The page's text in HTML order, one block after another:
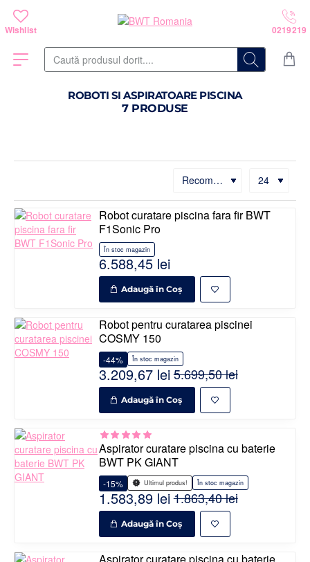
Caută
dorit....ROBOTI SI ASPIRATOARE PISCINA
7 PRODUSE
Robot curatare piscina fara fir BWT
F1Sonic Pro
În stoc magazin
6.588,45 lei
Adaugă în Coş
Robot pentru curatarea piscinei
COSMY 150
În stoc magazin
-44%
3.209,67 lei5.699,50 lei
Adaugă în Coş
Aspirator curatare piscina cu baterie
BWT PK GIANT
Ultimul produs! În stoc magazin
-15%
1.583,89 lei1.863,40 lei
Adaugă în Coş
Aspirator curatare piscina cu baterie